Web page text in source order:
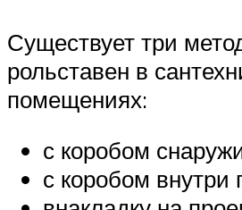
Существует три
рольставен в
помещениях:
с коробом
с коробом внутри